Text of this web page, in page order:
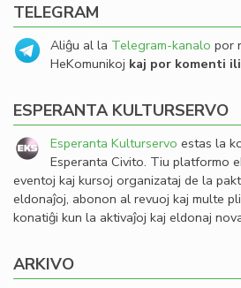
TELEGRAM
Aliĝu al la Telegram-kanalo por
HeKomunikoj kaj por komenti
ESPERANTA KULTURSERVO
Esperanta Kulturservo estas la
Esperanta Civito. Tiu platformo
eventoj kaj kursoj organizataj de la
eldonaĵoj, abonon al revuoj kaj multe
konatiĝi kun la aktivaĵoj kaj eldonaj
ARKIVO